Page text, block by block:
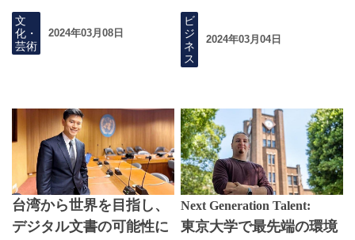
ツを伝えたい
文
化・
芸術
2024年03月08日
を売り込む
ビ
ジ
ネ
ス
2024年03月04日
台湾から世界を目指し、
デジタル文書の可能性に
Next Generation Talent:
東京大学で最先端の環境